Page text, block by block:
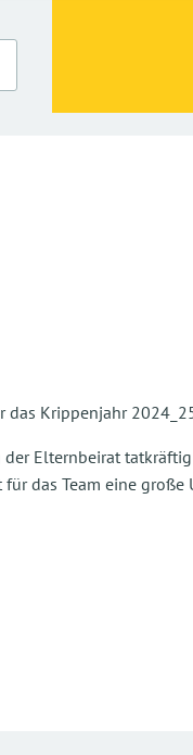
das Krippenjahr
Elternbeirat
das Team eine